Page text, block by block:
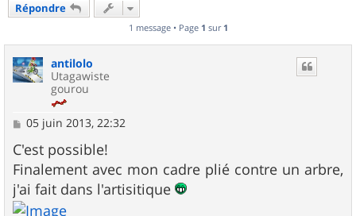
Répondre
1 message • Page 1 sur 1
antilolo
Utagawiste
gourou
M
s
s
a
g
e
05 juin 2013, 22:32
C'est possible!
Finalement avec mon cadre plié contre un arbre,
j'ai fait dans l'artisitique